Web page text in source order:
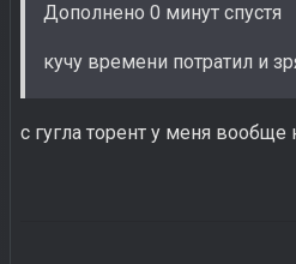
Дополнено 0 минут спустя
кучу времени потратил и
с гугла торент у меня вообще